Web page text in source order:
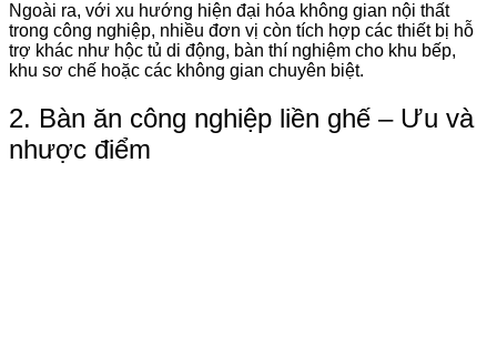
Ngoài ra, với xu hướng hiện đại hóa không gian nội thất
trong công nghiệp, nhiều đơn vị còn tích hợp các thiết bị hỗ
trợ khác như hộc tủ di động, bàn thí nghiệm cho khu bếp,
khu sơ chế hoặc các không gian chuyên biệt.
2. Bàn ăn công nghiệp liền ghế – Ưu và
nhược điểm